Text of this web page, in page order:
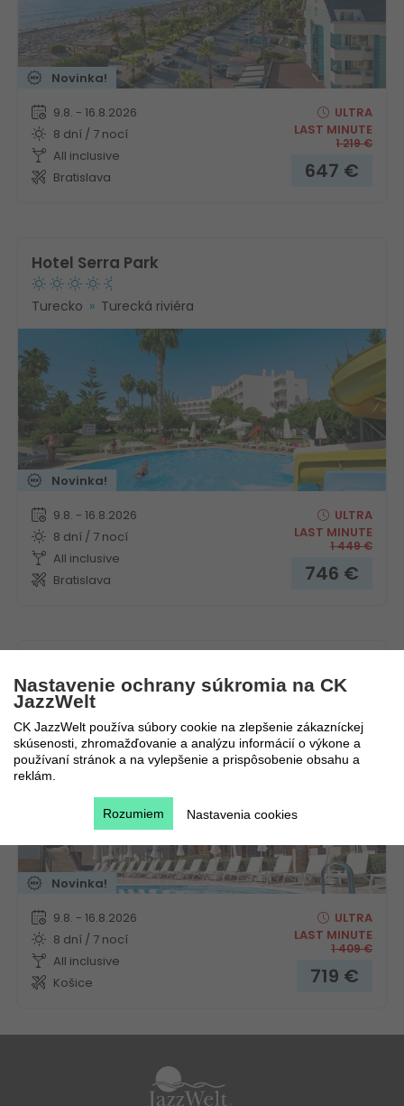
Novinka!
9.8. - 16.8.2026
8 dní / 7 nocí
All inclusive
Bratislava
ULTRA
LAST MINUTE
1 219€
647 €
Hotel Serra Park
Turecko Turecká riviéra
Novinka!
9.8. - 16.8.2026
8 dní / 7 nocí
All inclusive
Bratislava
ULTRA
LAST MINUTE
1 449€
746 €
Turecko
Novinka!
9.8. - 16.8.2026
8 dní / 7 nocí
All inclusive
Košice
ULTRA
LAST MINUTE
1 409€
719 €
Nastavenie ochrany súkromia na CK
JazzWelt
CK JazzWelt používa súbory cookie na zlepšenie zákazníckej
skúsenosti, zhromažďovanie a analýzu informácií o výkone a
používaní stránok a na vylepšenie a prispôsobenie obsahu a
reklám.
Nastavenia cookies
Rozumiem